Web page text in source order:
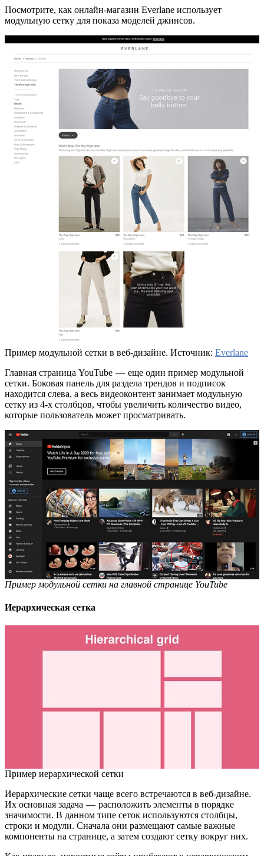
Посмотрите, как онлайн-магазин Everlane использует
модульную сетку для показа моделей джинсов.
Пример модульной сетки в веб-дизайне. Источник: Everlane
Главная страница YouTube — еще один пример модульной
сетки. Боковая панель для раздела трендов и подписок
находится слева, а весь видеоконтент занимает модульную
сетку из 4-х столбцов, чтобы увеличить количество видео,
которые пользователь может просматривать.
Пример модульной сетки на главной странице YouTube
Иерархическая сетка
Пример иерархической сетки
Иерархические сетки чаще всего встречаются в веб-дизайне.
Их основная задача — расположить элементы в порядке
значимости. В данном типе сеток используются столбцы,
строки и модули. Сначала они размещают самые важные
компоненты на странице, а затем создают сетку вокруг них.